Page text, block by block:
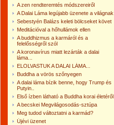
A zen rendteremtés módszereiről
A Dalai Láma legújabb üzenete a világnak
Sebestyén Balázs keleti bölcseket követ
Meditációval a hőhullámok ellen
A buddhizmus a karmáról és a
felelősségről szól
A koronavírus miatt lezárták a dalai
láma...
ELOLVASTUK A DALAI LÁMA...
Buddha a vörös szőnyegen
A dalai láma bízik benne, hogy Trump és
Putyin..
Első ízben látható a Buddha korai életéről
A becskei Megvilágosodás-sztúpa
Meg tudod változtatni a karmád?
Újévi üzenet